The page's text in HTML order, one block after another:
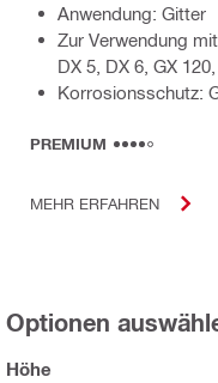
Anwendung: Gitter
Zur Verwendung
DX 5, DX 6, GX
Korrosionsschutz:
PREMIUM
MEHR ERFAHREN
Optionen
Höhe